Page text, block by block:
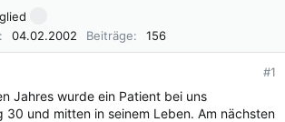
04.02.2002 Beiträge 156
#1
Jahres wurde ein Patient bei uns
30 und mitten in seinem Leben. Am nächsten